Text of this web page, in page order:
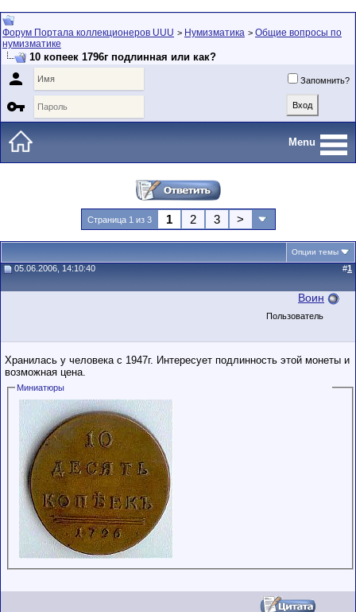
Форум Портала коллекционеров UUU > Нумизматика > Общие вопросы по
нумизматике
10 копеек 1796г подлинная или как?
 Запомнить?

Menu
Страница 1 из 3 1 2 3 >
Опции темы
05.06.2006, 14:10:40 #1
Воин
Пользователь
Хранилась у человека с 1947г. Интересует подлинность этой монеты и
возможная цена.
Миниатюры